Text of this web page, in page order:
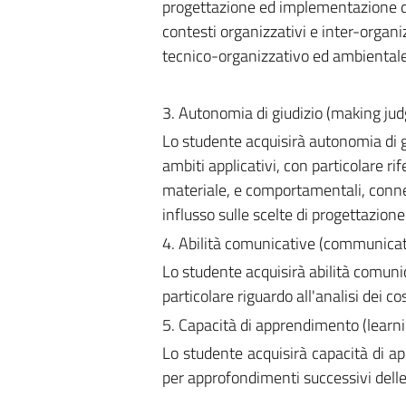
progettazione ed implementazione
contesti organizzativi e inter-
tecnico-organizzativo ed
3. Autonomia di giudizio (making
Lo studente acquisirà autonomia
ambiti applicativi, con particolare
materiale, e comportamentali,
influsso sulle scelte di
4. Abilità comunicative
Lo studente acquisirà abilità
particolare riguardo all'analisi dei
5. Capacità di apprendimento
Lo studente acquisirà capacità di
per approfondimenti successivi